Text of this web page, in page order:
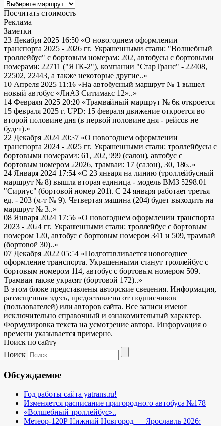
Посчитать стоимость
Реклама
Заметки
23 Декабря 2025 16:50 «О новогоднем оформлении
транспорта 2025 - 2026 гг. Украшенными стали: "Волшебный
троллейбус" с бортовым номерам: 202, автобусы с бортовыми
номерами: 22711 ("ЯТК-2"), компании "СтарТранс" - 22408,
22502, 22443, а также некоторые другие..»
10 Апреля 2025 11:16 «На автобусный маршрут № 1 вышел
новый автобус «ЛиАЗ Ситимакс 12»..»
14 Февраля 2025 20:20 «Трамвайный маршрут № 6к откроется
15 февраля 2025 г. UPD: 15 февраля движение откроется во
второй половине дня (в первой половине дня - рейсов не
будет).»
22 Декабря 2024 20:37 «О новогоднем оформлении
транспорта 2024 - 2025 гг. Украшенными стали: троллейбусы с
бортовыми номерами: 61, 202, 999 (салон), автобус с
бортовым номером 22026, трамваи: 17 (салон), 30, 186..»
24 Января 2024 17:54 «С 23 января на линию (троллейбусный
маршрут № 8) вышла вторая единица - модель ВМЗ 5298.01
"Сириус" (бортовой номер 201). С 24 января работает третья
ед. - 203 (м-т № 9). Четвертая машина (204) будет выходить на
маршрут № 3..»
08 Января 2024 17:56 «О новогоднем оформлении транспорта
2023 - 2024 гг. Украшенными стали: троллейбус с бортовым
номером 120, автобус с бортовым номером 341 и 509, трамвай
(бортовой 30)..»
07 Декабря 2022 05:54 «Подготавливается новогоднее
оформление транспорта. Украшенными станут троллейбус с
бортовым номером 114, автобус с бортовым номером 509.
Трамваи также украсят (бортовой 172)..»
В этом блоке представлены авторские сведения. Информация,
размещенная здесь, предоставлена от подписчиков
(пользователей) или авторов сайта. Все записи имеют
исключительно справочный и ознакомительный характер.
Формулировка текста на усмотрение автора. Информация о
времени указывается примерно.
Поиск по сайту
Поиск
Обсуждаемое
Год работы сайта yatrans.ru!
Изменяется расписание пригородного автобуса №178
«Волшебный троллейбус»..
Метеор-120Р Нижний Новгород — Ярославль 2026: